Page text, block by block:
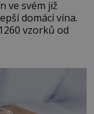
ve svém již
domácí vína.
vzorků od